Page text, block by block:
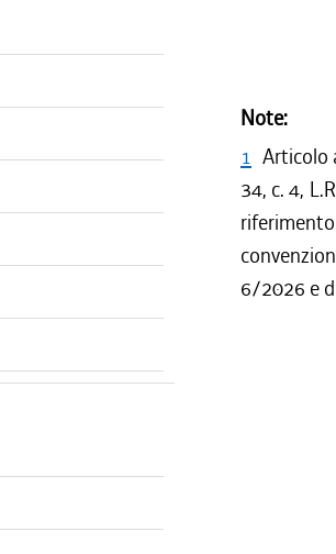
Note:
1 Articolo
34, c. 4,
6/2026 e